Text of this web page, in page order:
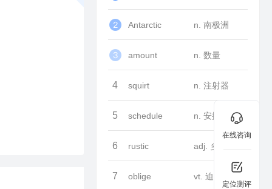
Antarctic n. 南极洲
amount n. 数量
4 squirt n. 注射器
5 schedule n. 安排
6 rustic adj. 乡村的
7 oblige vt. 迫使
在线咨询
定位测评